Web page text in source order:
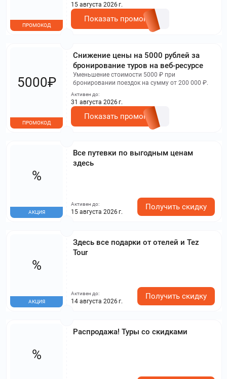
ПРОМОКОД
15 августа 2026 г.
Показать промокод
Снижение цены на 5000 рублей за
бронирование туров на веб-ресурсе
Уменьшение стоимости 5000 ₽ при
бронировании поездок на сумму от 200 000 ₽.
5000₽
ПРОМОКОД
Активен до:
31 августа 2026 г.
Показать промокод
Все путевки по выгодным ценам
здесь
%
АКЦИЯ
Активен до:
15 августа 2026 г.
Получить скидку
Здесь все подарки от отелей и Tez
Tour
%
АКЦИЯ
Активен до:
14 августа 2026 г.
Получить скидку
Распродажа! Туры со скидками
%